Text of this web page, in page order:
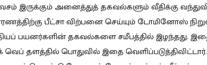
இருக்கும் அனைத்துத் தகவல்களும் வீதிக்கு
பீட்சா விற்பனை செய்யும் டோமினோஸ்
பயனர்களின் தகவல்களை சமீபத்தில் இழந்தது.
வெப் தளத்தில் பொதுவில் இதை